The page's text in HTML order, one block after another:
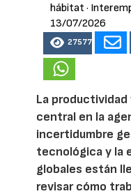
hábitat ·
13/07/2026
27577
La productividad
central en la
incertidumbre
tecnológica y la
globales están
revisar cómo